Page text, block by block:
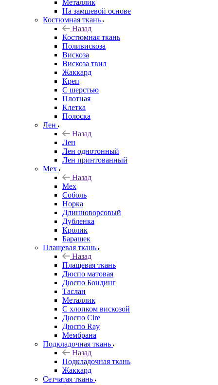
Металлик
На замшевой основе
Костюмная ткань
Назад
Костюмная ткань
Поливискоза
Вискоза
Вискоза твил
Жаккард
Креп
С шерстью
Плотная
Клетка
Полоска
Лен
Назад
Лен
Лен однотонный
Лен принтованный
Мех
Назад
Мех
Соболь
Норка
Длинноворсовый
Дубленка
Кролик
Барашек
Плащевая ткань
Назад
Плащевая ткань
Дюспо матовая
Дюспо Бондинг
Таслан
Металлик
С хлопком вискозой
Дюспо Cire
Дюспо Ray
Мембрана
Подкладочная ткань
Назад
Подкладочная ткань
Жаккард
Сетчатая ткань